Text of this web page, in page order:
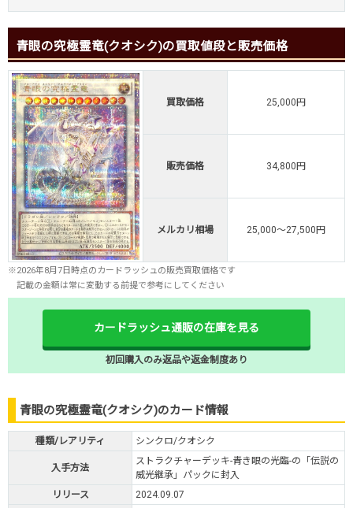
青眼の究極霊竜(クオシク)の買取値段と販売価格
買取価格 25,000円
販売価格 34,800円
メルカリ相場 25,000～27,500円
※2026年8月7日時点のカードラッシュの販売買取価格です
記載の金額は常に変動する前提で参考にしてください
カードラッシュ通販の在庫を見る
初回購入のみ返品や返金制度あり
青眼の究極霊竜(クオシク)のカード情報
種類/レアリティ シンクロ/クオシク
入手方法
ストラクチャーデッキ-青き眼の光臨-の「伝説の
威光継承」パックに封入
リリース
2024.09.07